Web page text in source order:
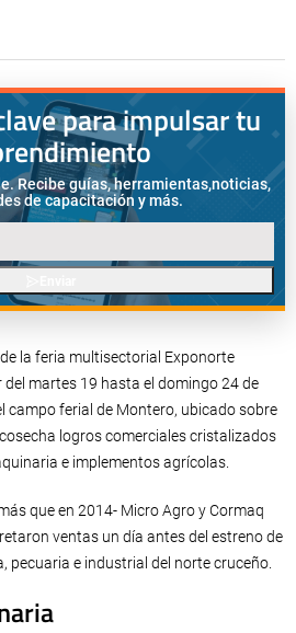
para impulsar tu
Recibe guías, herramientas,noticias,
de capacitación y más.
la feria multisectorial Exponorte
martes 19 hasta el domingo 24 de
campo ferial de Montero, ubicado sobre
logros comerciales cristalizados
e implementos agrícolas.
que en 2014- Micro Agro y Cormaq
ventas un día antes del estreno de
pecuaria e industrial del norte cruceño.